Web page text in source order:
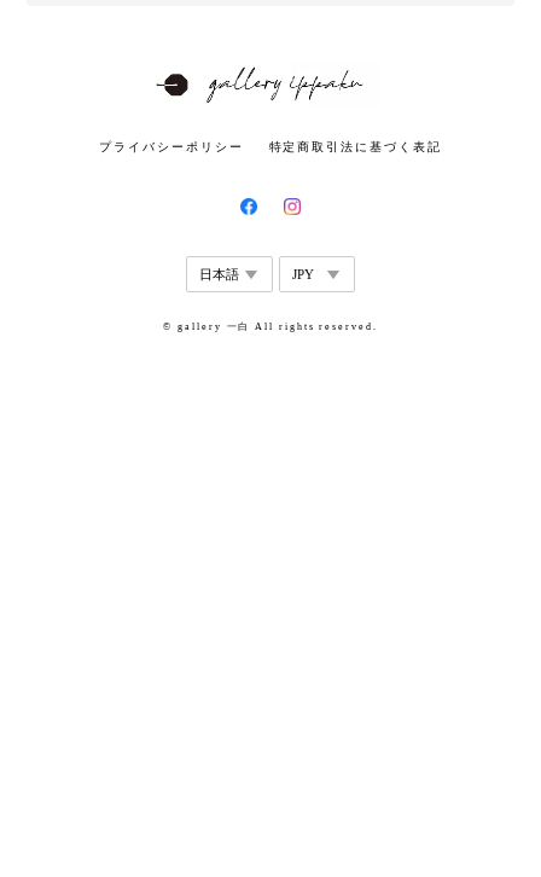
プライバシーポリシー 特定商取引法に基づく表記
© gallery 一白 All rights reserved.